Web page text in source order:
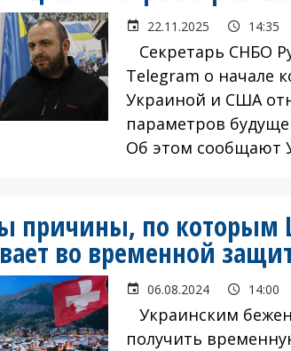
22.11.2025 14:35
Секретарь СНБО
Telegram о начале
Украиной и США
параметров
Об этом сообщают
причины, по которым
во временной
06.08.2024 14:00
Украинским
получить